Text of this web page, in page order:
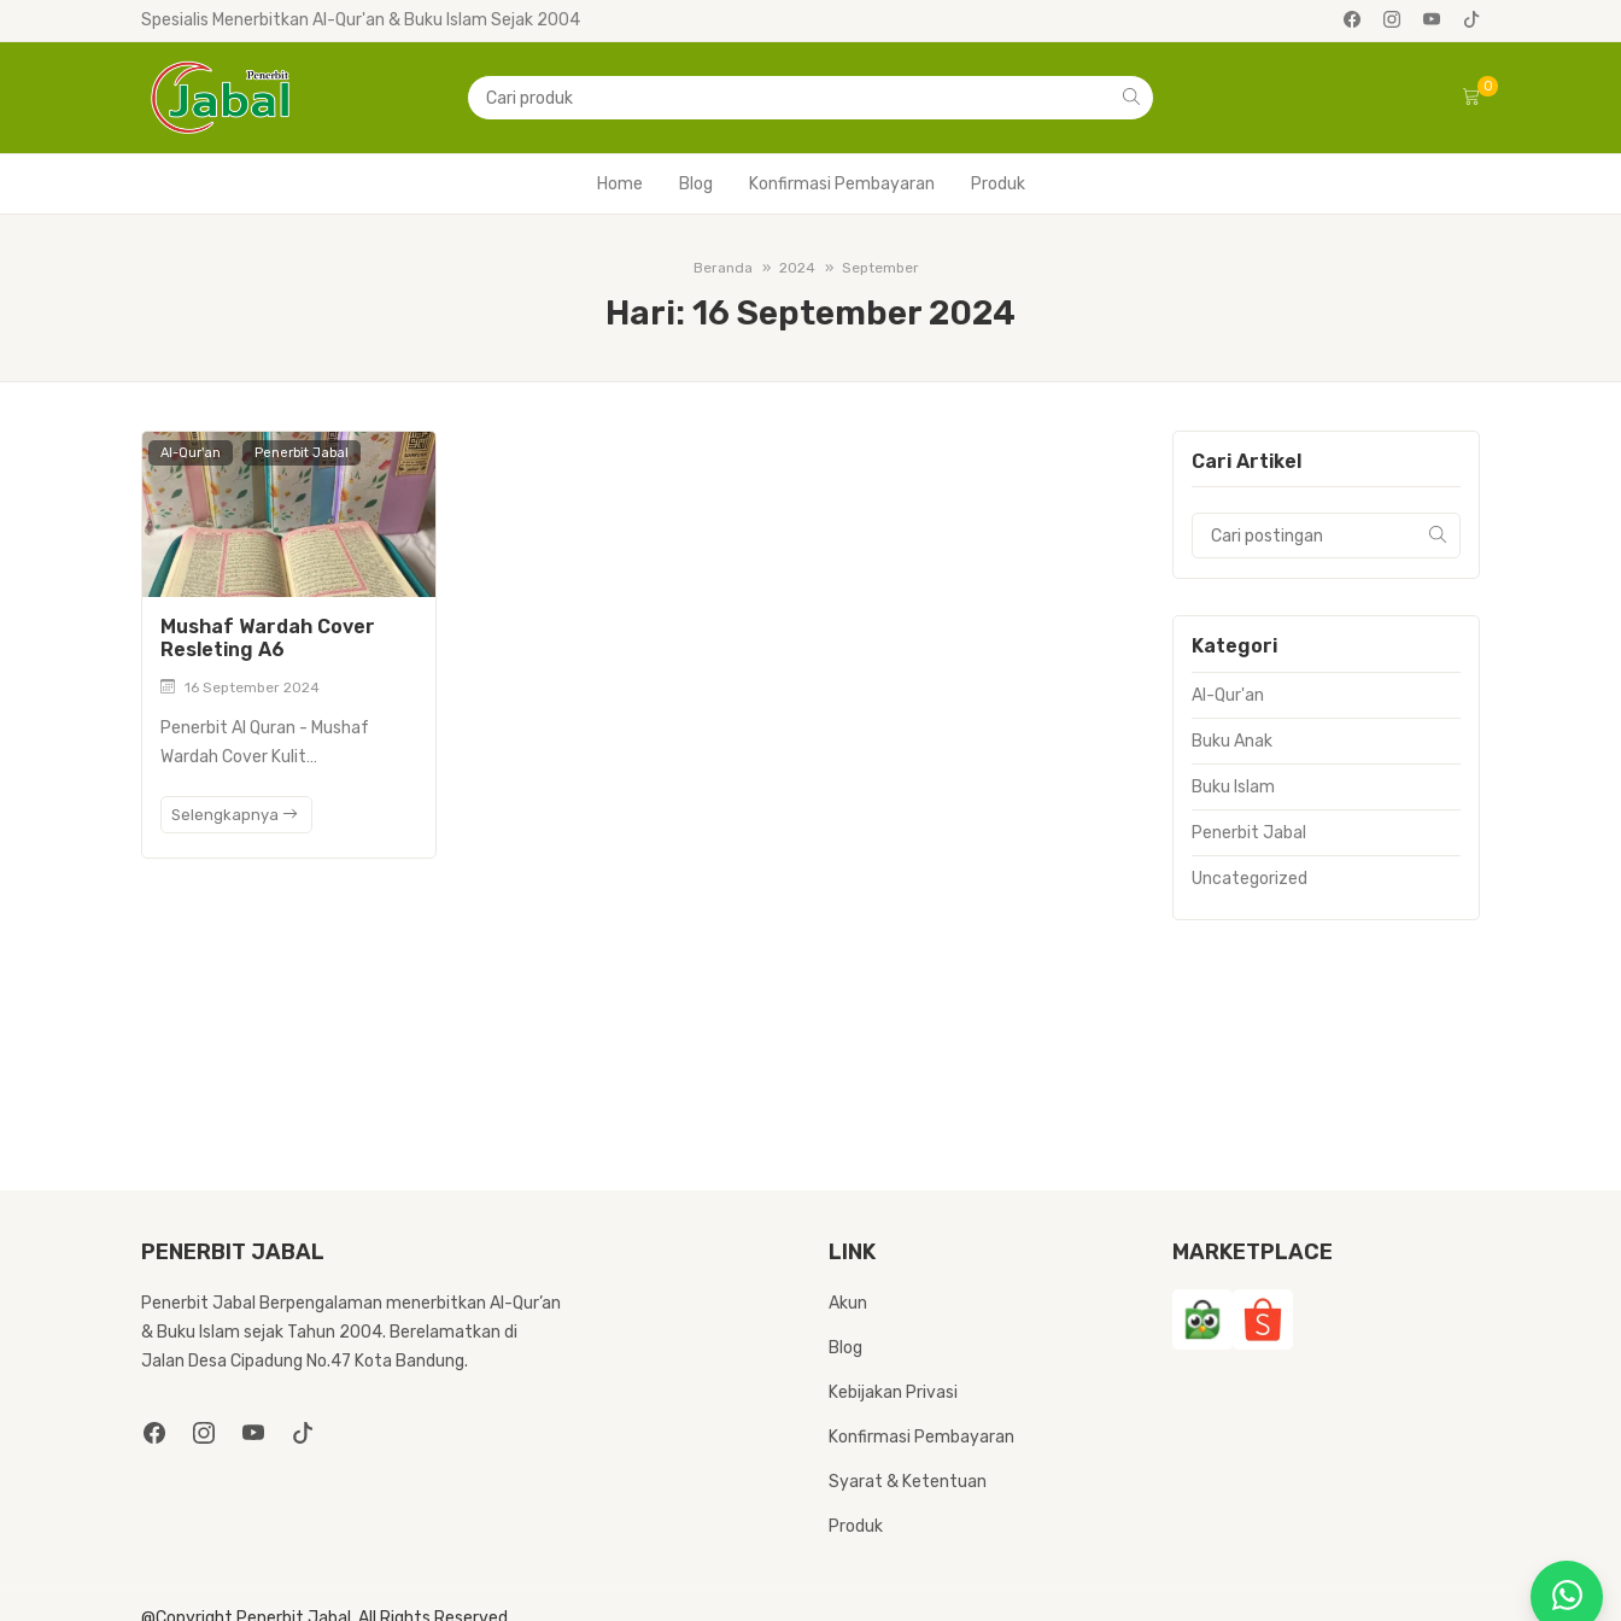
Spesialis Menerbitkan Al-Qur'an & Buku Islam Sejak 2004
0
Home Blog Konfirmasi Pembayaran Produk
Beranda 2024 September
Hari: 16 September 2024
Al-Qur'an Penerbit Jabal
Mushaf Wardah Cover
Resleting A6
16 September 2024
Penerbit Al Quran - Mushaf
Wardah Cover Kulit…
Selengkapnya
Cari Artikel
Kategori
Al-Qur'an
Buku Anak
Buku Islam
Penerbit Jabal
Uncategorized
PENERBIT JABAL
Penerbit Jabal Berpengalaman menerbitkan Al-Qur’an
& Buku Islam sejak Tahun 2004. Berelamatkan di
Jalan Desa Cipadung No.47 Kota Bandung.
LINK
Akun
Blog
Kebijakan Privasi
Konfirmasi Pembayaran
Syarat & Ketentuan
Produk
MARKETPLACE